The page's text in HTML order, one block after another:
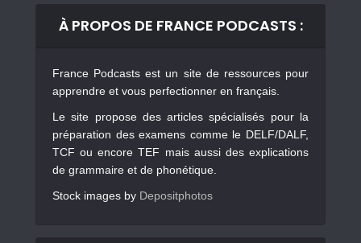
À PROPOS DE FRANCE PODCASTS :
France Podcasts est un site de ressources pour
apprendre et vous perfectionner en français.
Le site propose des articles spécialisés pour la
préparation des examens comme le DELF/DALF,
TCF ou encore TEF mais aussi des explications
de grammaire et de phonétique.
Stock images by Depositphotos